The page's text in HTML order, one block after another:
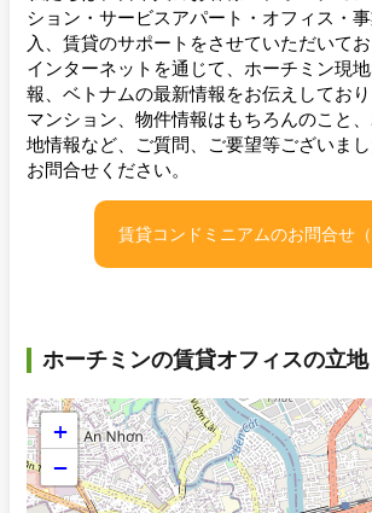
ション・サービスアパート・オフィス・
入、賃貸のサポートをさせていただいてお
インターネットを通じて、ホーチミン現
報、ベトナムの最新情報をお伝えしており
マンション、物件情報はもちろんのこと
地情報など、ご質問、ご要望等ございま
お問合せください。
賃貸コンドミニアムのお問合せ（
ホーチミンの賃貸オフィスの立地
+
−